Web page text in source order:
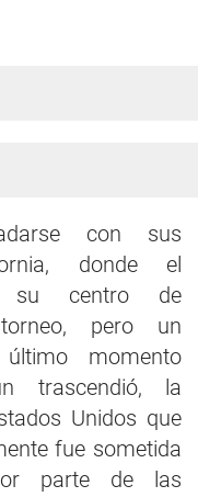
con sus
donde el
su centro de
pero un
momento
trascendió, la
Unidos que
fue sometida
parte de las